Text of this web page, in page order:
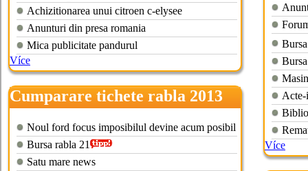
Achizitionarea unui citroen c-elysee
Anunturi din presa romania
Mica publicitate pandurul
Více
Cumparare tichete rabla 2013
Noul ford focus imposibilul devine acum posibil
Bursa rabla 21
Satu mare news
Více